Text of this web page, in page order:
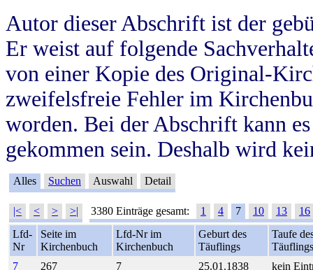
Autor dieser Abschrift ist der
Er weist auf folgende
von einer Kopie des Original-
zweifelsfreie Fehler im
worden. Bei der Abschrift kann
gekommen sein. Deshalb wird
Alles Suchen Auswahl Detail
|< < > >| 3380 Einträge gesamt: 1 4 7 10 13
16
Lfd-
Nr
Seite im
Kirchenbuch
Lfd-Nr im
Kirchenbuch
Geburt des
Täuflings
Taufe
Täuflings
7
267 7 25.01.1838 kein